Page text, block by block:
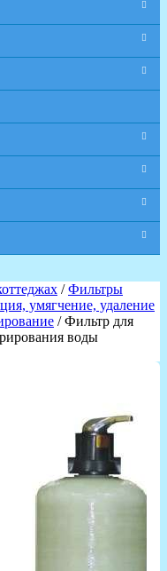
/Фильтры
умягчение, удаление
/ Фильтр для
воды